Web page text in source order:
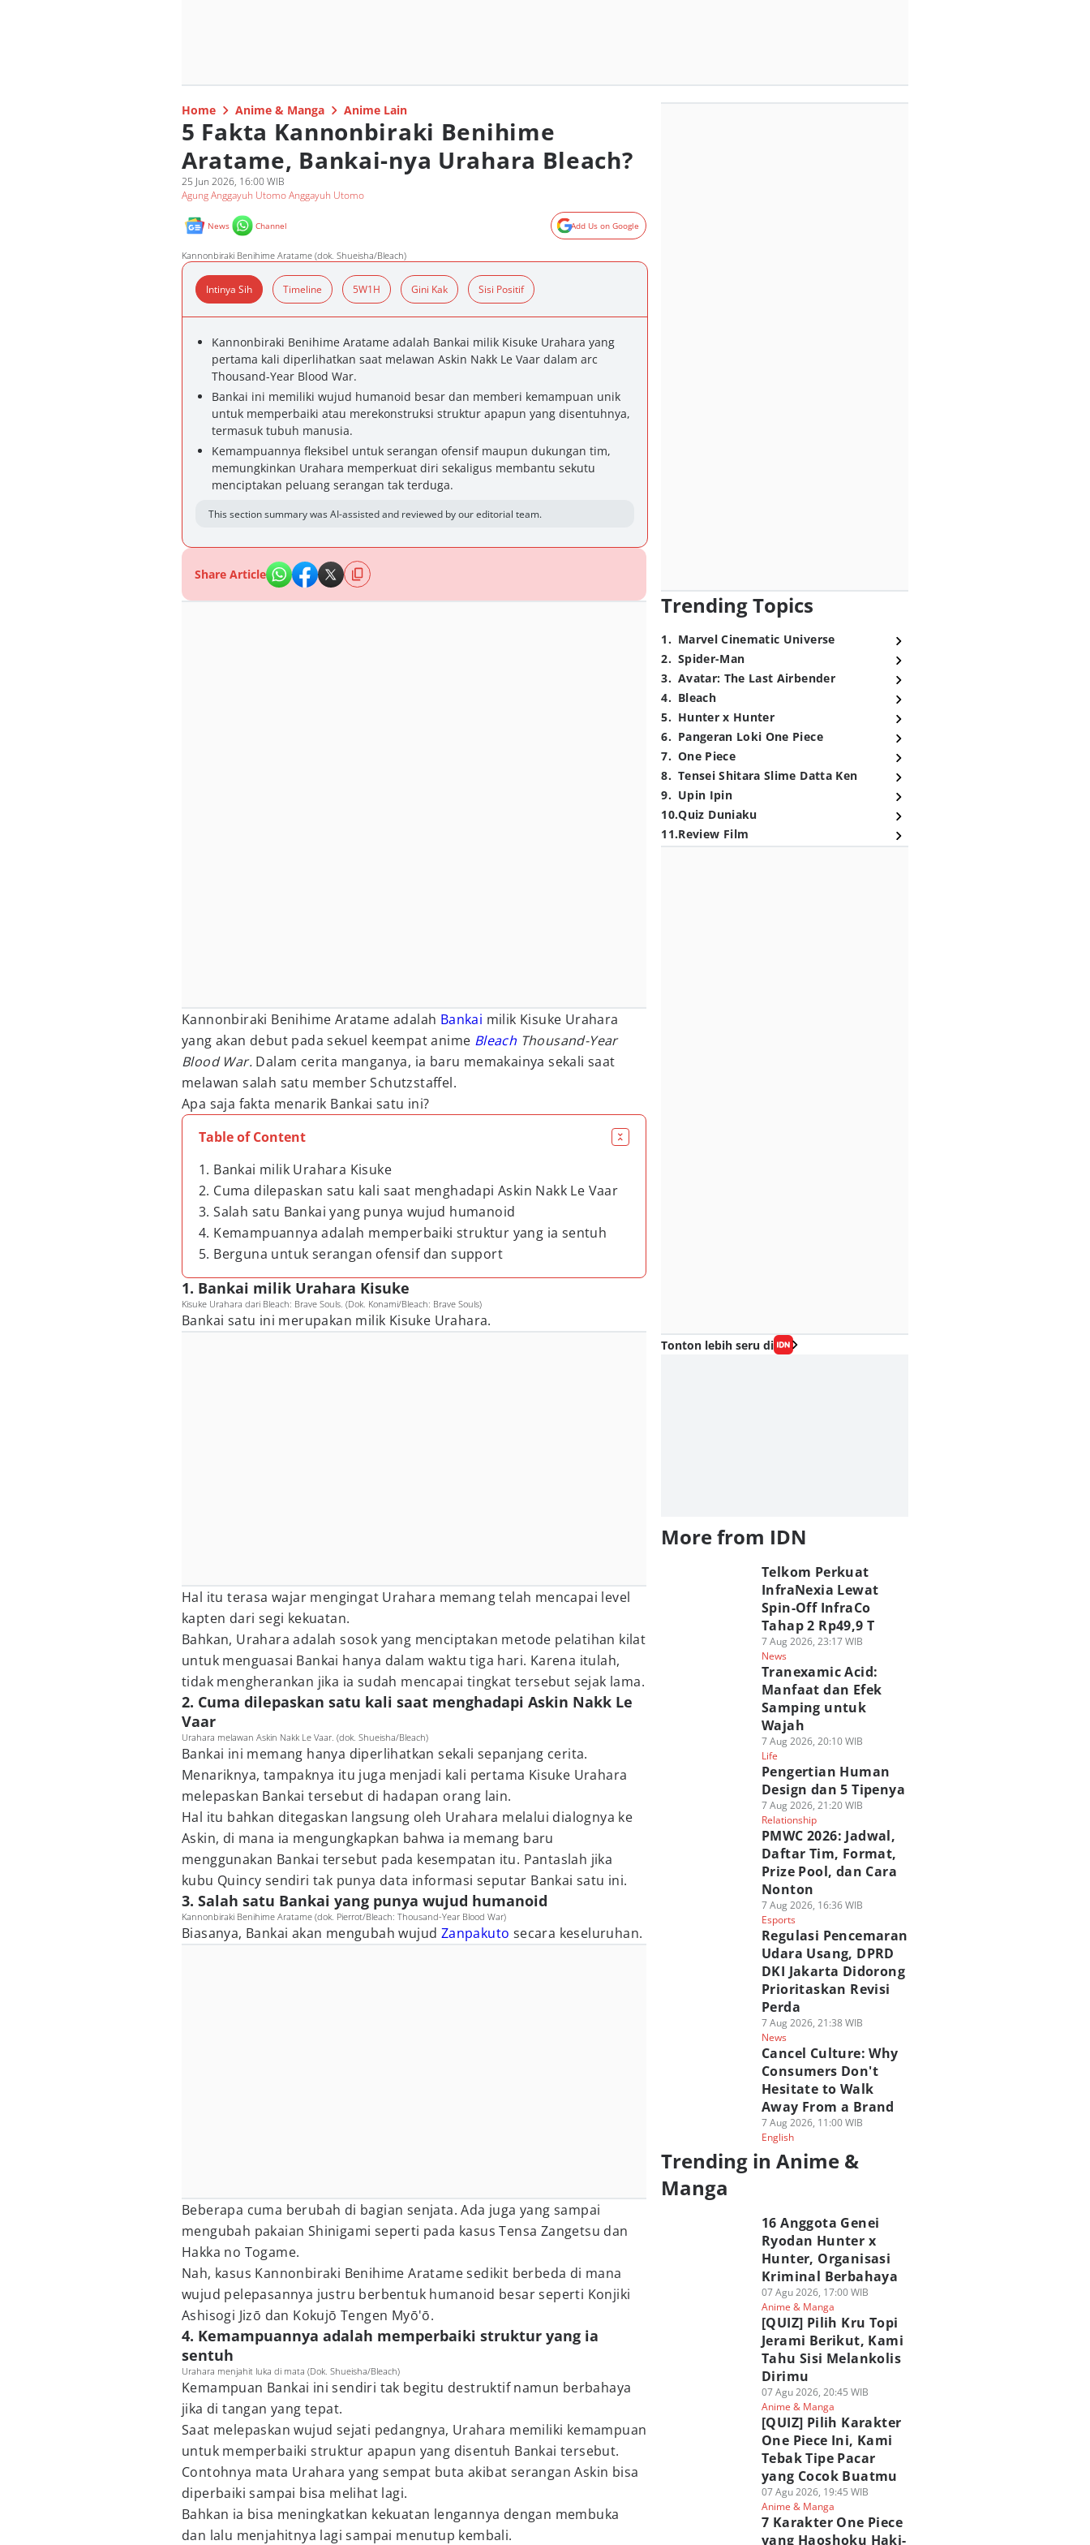
Home Anime & Manga Anime Lain
5 Fakta Kannonbiraki Benihime
Aratame, Bankai-nya Urahara Bleach?
25 Jun 2026, 16:00 WIB
Agung Anggayuh Utomo Anggayuh Utomo
News Channel Add Us on Google
Kannonbiraki Benihime Aratame (dok. Shueisha/Bleach)
Intinya Sih Timeline 5W1H Gini Kak Sisi Positif
Kannonbiraki Benihime Aratame adalah Bankai milik Kisuke Urahara yang
pertama kali diperlihatkan saat melawan Askin Nakk Le Vaar dalam arc
Thousand-Year Blood War.
Bankai ini memiliki wujud humanoid besar dan memberi kemampuan unik
untuk memperbaiki atau merekonstruksi struktur apapun yang disentuhnya,
termasuk tubuh manusia.
Kemampuannya fleksibel untuk serangan ofensif maupun dukungan tim,
memungkinkan Urahara memperkuat diri sekaligus membantu sekutu
menciptakan peluang serangan tak terduga.
This section summary was AI-assisted and reviewed by our editorial team.
Share Article
Kannonbiraki Benihime Aratame adalah Bankai milik Kisuke Urahara
yang akan debut pada sekuel keempat anime Bleach Thousand-Year
Blood War. Dalam cerita manganya, ia baru memakainya sekali saat
melawan salah satu member Schutzstaffel.
Apa saja fakta menarik Bankai satu ini?
Table of Content
1. Bankai milik Urahara Kisuke
2. Cuma dilepaskan satu kali saat menghadapi Askin Nakk Le Vaar
3. Salah satu Bankai yang punya wujud humanoid
4. Kemampuannya adalah memperbaiki struktur yang ia sentuh
5. Berguna untuk serangan ofensif dan support
1. Bankai milik Urahara Kisuke
Kisuke Urahara dari Bleach: Brave Souls. (Dok. Konami/Bleach: Brave Souls)
Bankai satu ini merupakan milik Kisuke Urahara.
Hal itu terasa wajar mengingat Urahara memang telah mencapai level
kapten dari segi kekuatan.
Bahkan, Urahara adalah sosok yang menciptakan metode pelatihan kilat
untuk menguasai Bankai hanya dalam waktu tiga hari. Karena itulah,
tidak mengherankan jika ia sudah mencapai tingkat tersebut sejak lama.
2. Cuma dilepaskan satu kali saat menghadapi Askin Nakk Le
Vaar
Urahara melawan Askin Nakk Le Vaar. (dok. Shueisha/Bleach)
Bankai ini memang hanya diperlihatkan sekali sepanjang cerita.
Menariknya, tampaknya itu juga menjadi kali pertama Kisuke Urahara
melepaskan Bankai tersebut di hadapan orang lain.
Hal itu bahkan ditegaskan langsung oleh Urahara melalui dialognya ke
Askin, di mana ia mengungkapkan bahwa ia memang baru
menggunakan Bankai tersebut pada kesempatan itu. Pantaslah jika
kubu Quincy sendiri tak punya data informasi seputar Bankai satu ini.
3. Salah satu Bankai yang punya wujud humanoid
Kannonbiraki Benihime Aratame (dok. Pierrot/Bleach: Thousand-Year Blood War)
Biasanya, Bankai akan mengubah wujud Zanpakuto secara keseluruhan.
Beberapa cuma berubah di bagian senjata. Ada juga yang sampai
mengubah pakaian Shinigami seperti pada kasus Tensa Zangetsu dan
Hakka no Togame.
Nah, kasus Kannonbiraki Benihime Aratame sedikit berbeda di mana
wujud pelepasannya justru berbentuk humanoid besar seperti Konjiki
Ashisogi Jizō dan Kokujō Tengen Myō'ō.
4. Kemampuannya adalah memperbaiki struktur yang ia
sentuh
Urahara menjahit luka di mata (Dok. Shueisha/Bleach)
Kemampuan Bankai ini sendiri tak begitu destruktif namun berbahaya
jika di tangan yang tepat.
Saat melepaskan wujud sejati pedangnya, Urahara memiliki kemampuan
untuk memperbaiki struktur apapun yang disentuh Bankai tersebut.
Contohnya mata Urahara yang sempat buta akibat serangan Askin bisa
diperbaiki sampai bisa melihat lagi.
Bahkan ia bisa meningkatkan kekuatan lengannya dengan membuka
dan lalu menjahitnya lagi sampai menutup kembali.
Trending Topics
1. Marvel Cinematic Universe
2. Spider-Man
3. Avatar: The Last Airbender
4. Bleach
5. Hunter x Hunter
6. Pangeran Loki One Piece
7. One Piece
8. Tensei Shitara Slime Datta Ken
9. Upin Ipin
10.Quiz Duniaku
11.Review Film
Tonton lebih seru di
More from IDN
Telkom Perkuat
InfraNexia Lewat
Spin-Off InfraCo
Tahap 2 Rp49,9 T
7 Aug 2026, 23:17 WIB
News
Tranexamic Acid:
Manfaat dan Efek
Samping untuk
Wajah
7 Aug 2026, 20:10 WIB
Life
Pengertian Human
Design dan 5 Tipenya
7 Aug 2026, 21:20 WIB
Relationship
PMWC 2026: Jadwal,
Daftar Tim, Format,
Prize Pool, dan Cara
Nonton
7 Aug 2026, 16:36 WIB
Esports
Regulasi Pencemaran
Udara Usang, DPRD
DKI Jakarta Didorong
Prioritaskan Revisi
Perda
7 Aug 2026, 21:38 WIB
News
Cancel Culture: Why
Consumers Don't
Hesitate to Walk
Away From a Brand
7 Aug 2026, 11:00 WIB
English
Trending in Anime &
Manga
16 Anggota Genei
Ryodan Hunter x
Hunter, Organisasi
Kriminal Berbahaya
07 Agu 2026, 17:00 WIB
Anime & Manga
[QUIZ] Pilih Kru Topi
Jerami Berikut, Kami
Tahu Sisi Melankolis
Dirimu
07 Agu 2026, 20:45 WIB
Anime & Manga
[QUIZ] Pilih Karakter
One Piece Ini, Kami
Tebak Tipe Pacar
yang Cocok Buatmu
07 Agu 2026, 19:45 WIB
Anime & Manga
7 Karakter One Piece
yang Haoshoku Haki-